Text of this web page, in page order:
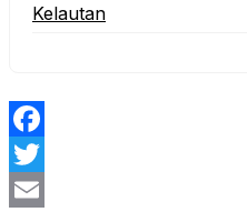
Kelautan
Facebook
Twitter